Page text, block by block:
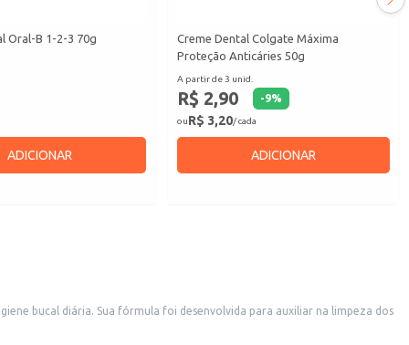
Oral-B 1-2-3 70g
ADICIONAR
Creme Dental Colgate Máxima
Proteção Anticáries 50g
A partir de 3 unid.
R$ 2,90 -9%
ouR$ 3,20/ cada
ADICIONAR
bucal diária. Sua fórmula foi desenvolvida para auxiliar na limpeza dos